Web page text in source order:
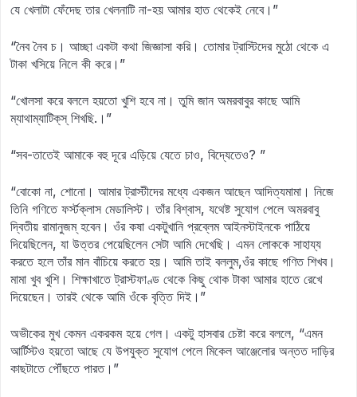
যে খেলাটা ফেঁদেছ তার খেলনাটি না-হয় আমার হাত থেকেই নেবে।”
“নৈব নৈব চ। আচ্ছা একটা কথা জিজ্ঞাসা করি। তোমার ট্রাস্টিদের মুঠো থেকে এ
টাকা খসিয়ে নিলে কী করে।”
“খোলসা করে বললে হয়তো খুশি হবে না। তুমি জান অমরবাবুর কাছে আমি
ম্যাথাম্যাটিক্‌স্‌ শিখছি.।”
“সব-তাতেই আমাকে বহু দূরে এড়িয়ে যেতে চাও, বিদ্যেতেও? ”
“বোকো না, শোনো। আমার ট্রাস্টীদের মধ্যে একজন আছেন আদিত্যমামা। নিজে
তিনি গণিতে ফর্স্টক্লাস মেডালিস্ট। তাঁর বিশ্বাস, যথেষ্ট সুযোগ পেলে অমরবাবু
দ্বিতীয় রামানুজম্‌ হবেন। ওঁর কষা একটুখানি প্রব্লেম আইনস্টাইনকে পাঠিয়ে
দিয়েছিলেন, যা উত্তর পেয়েছিলেন সেটা আমি দেখেছি। এমন লোককে সাহায্য
করতে হলে তাঁর মান বাঁচিয়ে করতে হয়। আমি তাই বললুম,ওঁর কাছে গণিত শিখব।
মামা খুব খুশি। শিক্ষাখাতে ট্রাস্টফাণ্ড থেকে কিছু থোক টাকা আমার হাতে রেখে
দিয়েছেন। তারই থেকে আমি ওঁকে বৃত্তি দিই।”
অভীকের মুখ কেমন একরকম হয়ে গেল। একটু হাসবার চেষ্টা করে বললে, “এমন
আর্টিস্টও হয়তো আছে যে উপযুক্ত সুযোগ পেলে মিকেল আঞ্জেলোর অন্তত দাড়ির
কাছটাতে পৌঁছতে পারত।”